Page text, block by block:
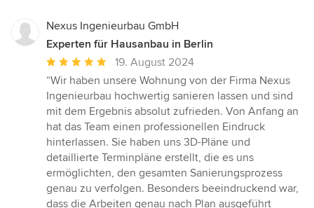
Nexus Ingenieurbau GmbH
Experten für Hausanbau in Berlin
Durchschnittliche
Bewertung:
5
von
5
Sternen
19. August 2024
“Wir haben unsere Wohnung von der Firma Nexus
Ingenieurbau hochwertig sanieren lassen und sind
mit dem Ergebnis absolut zufrieden. Von Anfang an
hat das Team einen professionellen Eindruck
hinterlassen. Sie haben uns 3D-Pläne und
detaillierte Terminpläne erstellt, die es uns
ermöglichten, den gesamten Sanierungsprozess
genau zu verfolgen. Besonders beeindruckend war,
dass die Arbeiten genau nach Plan ausgeführt